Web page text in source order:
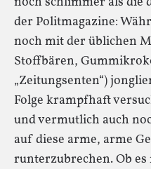
der Politmagazine:
noch mit der üblichen
Stoffbären,
„Zeitungsenten“)
Folge krampfhaft
und vermutlich auch
auf diese arme, arme
runterzubrechen. Ob